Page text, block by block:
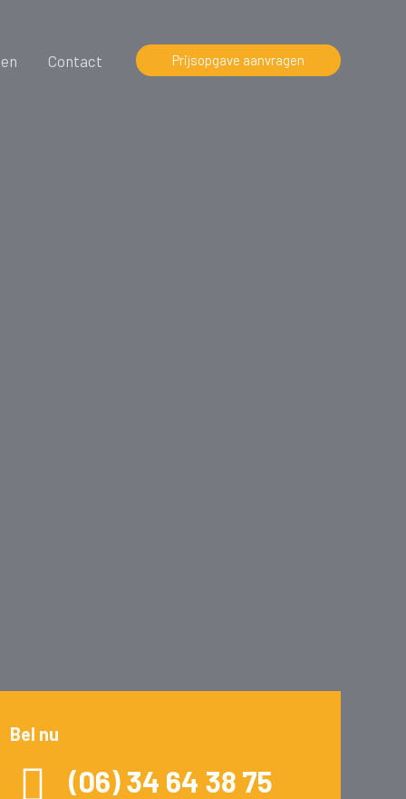
Contact Prijsopgave aanvragen
Bel nu
(06) 34 64 38 75